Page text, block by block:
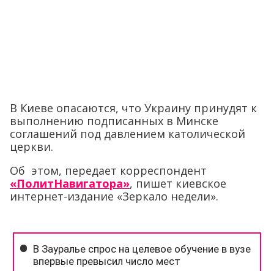
В Киеве опасаются, что Украину принудят к
выполнению подписанных в Минске
соглашений под давлением католической
церкви.
Об этом, передает корреспондент
«ПолитНавигатора», пишет киевское
интернет-издание «Зеркало недели».